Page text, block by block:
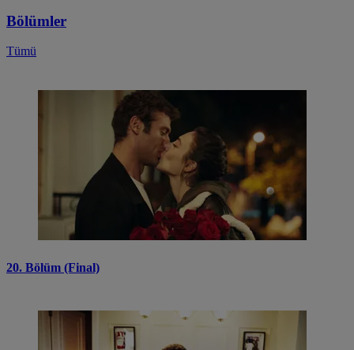
Bölümler
Tümü
20. Bölüm (Final)